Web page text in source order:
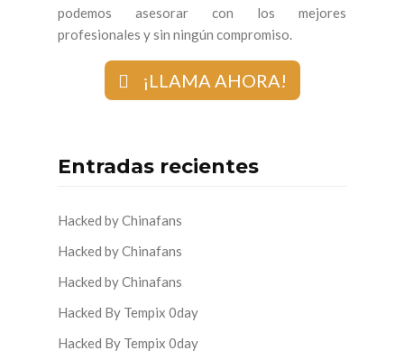
podemos asesorar con los mejores
profesionales y sin ningún compromiso.
¡LLAMA AHORA!
Entradas recientes
Hacked by Chinafans
Hacked by Chinafans
Hacked by Chinafans
Hacked By Tempix 0day
Hacked By Tempix 0day